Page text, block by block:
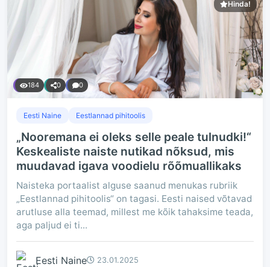
Hinda!
184 0 0
Eesti Naine Eestlannad pihitoolis
„Nooremana ei oleks selle peale tulnudki!“
Keskealiste naiste nutikad nõksud, mis
muudavad igava voodielu rõõmuallikaks
Naisteka portaalist alguse saanud menukas rubriik
„Eestlannad pihitoolis“ on tagasi. Eesti naised võtavad
arutluse alla teemad, millest me kõik tahaksime teada,
aga paljud ei ti...
Eesti Naine 23.01.2025